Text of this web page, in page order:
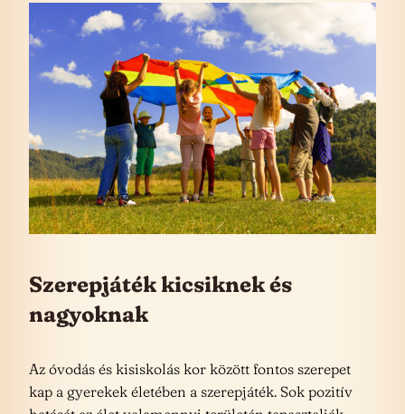
Szerepjáték kicsiknek és
nagyoknak
Az óvodás és kisiskolás kor között fontos szerepet
kap a gyerekek életében a szerepjáték. Sok pozitív